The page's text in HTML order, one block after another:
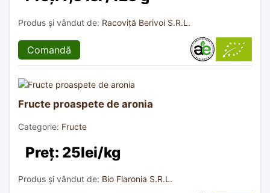
Produs și vândut de: Racoviță Berivoi S.R.L.
Comandă
Fructe proaspete de aronia
Categorie: Fructe
Preț: 25lei/kg
Produs și vândut de: Bio Flaronia S.R.L.